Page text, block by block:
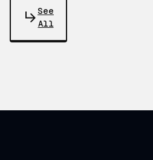
See
All